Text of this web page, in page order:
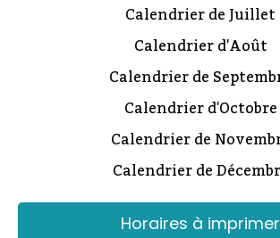
Calendrier de Juillet
Calendrier d'Août
Calendrier de
Calendrier d'Octobre
Calendrier de
Calendrier de
Horaires à imprimer